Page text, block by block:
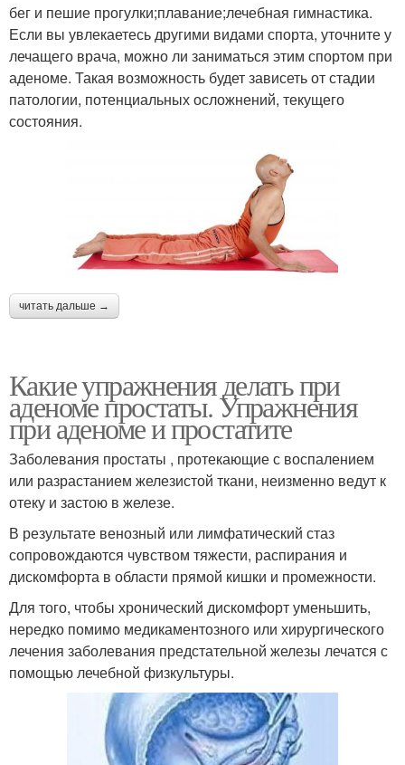
бег и пешие прогулки;плавание;лечебная гимнастика.
Если вы увлекаетесь другими видами спорта, уточните у
лечащего врача, можно ли заниматься этим спортом при
аденоме. Такая возможность будет зависеть от стадии
патологии, потенциальных осложнений, текущего
состояния.
читать дальше →
Какие упражнения делать при
аденоме простаты. Упражнения
при аденоме и простатите
Заболевания простаты , протекающие с воспалением
или разрастанием железистой ткани, неизменно ведут к
отеку и застою в железе.
В результате венозный или лимфатический стаз
сопровождаются чувством тяжести, распирания и
дискомфорта в области прямой кишки и промежности.
Для того, чтобы хронический дискомфорт уменьшить,
нередко помимо медикаментозного или хирургического
лечения заболевания предстательной железы лечатся с
помощью лечебной физкультуры.